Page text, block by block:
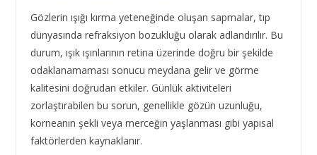
Gözlerin ışığı kırma yeteneğinde oluşan sapmalar, tıp
dünyasında refraksiyon bozukluğu olarak adlandırılır. Bu
durum, ışık ışınlarının retina üzerinde doğru bir şekilde
odaklanamaması sonucu meydana gelir ve görme
kalitesini doğrudan etkiler. Günlük aktiviteleri
zorlaştırabilen bu sorun, genellikle gözün uzunluğu,
korneanın şekli veya merceğin yaşlanması gibi yapısal
faktörlerden kaynaklanır.